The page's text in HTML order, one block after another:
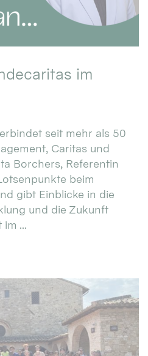
im
seit mehr als 50
Caritas und
Borchers, Referentin
beim
gibt Einblicke in die
und die Zukunft
...